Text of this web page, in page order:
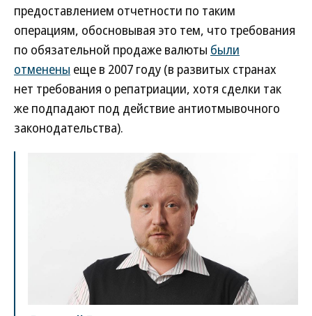
предоставлением отчетности по таким
операциям, обосновывая это тем, что требования
по обязательной продаже валюты были
отменены еще в 2007 году (в развитых странах
нет требования о репатриации, хотя сделки так
же подпадают под действие антиотмывочного
законодательства).